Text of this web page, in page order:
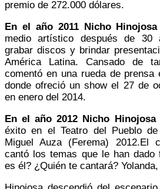
premio de 272.000 dólares.
En el año 2011 Nicho Hinojosa
medio artístico después de 30
grabar discos y brindar
América Latina. Cansado de
comentó en una rueda de prensa
donde ofreció un show el 27 de
en enero del 2014.
En el año 2012 Nicho Hinojosa
éxito en el Teatro del Pueblo
Miguel Auza (Ferema) 2012.El
cantó los temas que le han dado
es él? ¿Quién te cantará?